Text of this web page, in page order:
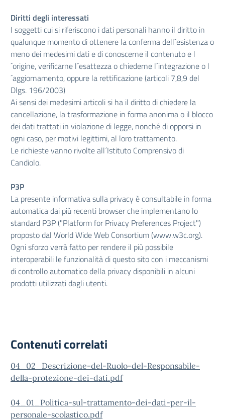
Diritti degli interessati
I soggetti cui si riferiscono i dati personali hanno il diritto in
qualunque momento di ottenere la conferma dell´esistenza o
meno dei medesimi dati e di conoscerne il contenuto e l
´origine, verificarne l´esattezza o chiederne l´integrazione o l
´aggiornamento, oppure la rettificazione (articoli 7,8,9 del
Dlgs. 196/2003)
Ai sensi dei medesimi articoli si ha il diritto di chiedere la
cancellazione, la trasformazione in forma anonima o il blocco
dei dati trattati in violazione di legge, nonché di opporsi in
ogni caso, per motivi legittimi, al loro trattamento.
Le richieste vanno rivolte all´Istituto Comprensivo di
Candiolo.
P3P
La presente informativa sulla privacy è consultabile in forma
automatica dai più recenti browser che implementano lo
standard P3P ("Platform for Privacy Preferences Project")
proposto dal World Wide Web Consortium (www.w3c.org).
Ogni sforzo verrà fatto per rendere il più possibile
interoperabili le funzionalità di questo sito con i meccanismi
di controllo automatico della privacy disponibili in alcuni
prodotti utilizzati dagli utenti.
Contenuti correlati
04_02_Descrizione-del-Ruolo-del-Responsabile-
della-protezione-dei-dati.pdf
04_01_Politica-sul-trattamento-dei-dati-per-il-
personale-scolastico.pdf